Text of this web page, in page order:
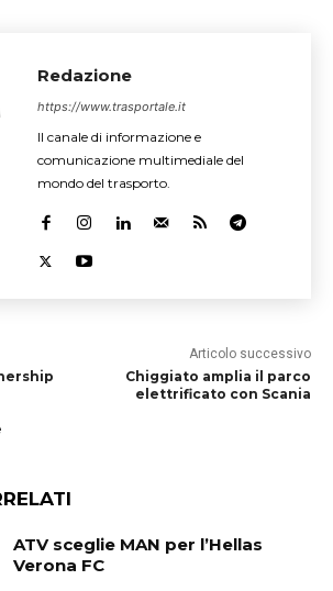
Redazione
https://www.trasportale.it
Il canale di informazione e
comunicazione multimediale del
mondo del trasporto.
Articolo successivo
Chiggiato amplia il parco
elettrificato con Scania
ATV sceglie MAN per l’Hellas
Verona FC